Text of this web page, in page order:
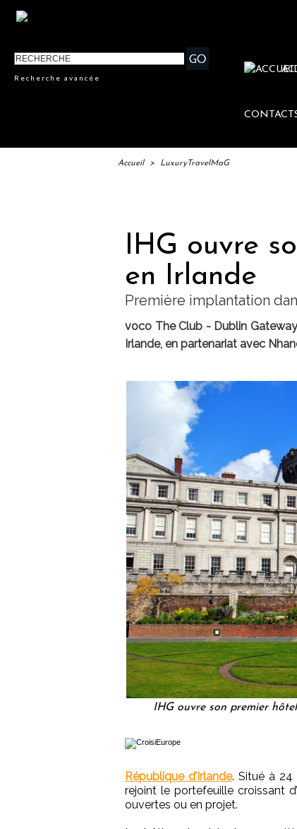
Recherche avancée
Accueil > LuxuryTravelMaG
IHG ouvre
en Irlande
Première implantation
voco The Club - Dublin
Irlande, en partenariat avec
IHG ouvre son premier
République d’Irlande. Situé à 24
rejoint le portefeuille croissant
ouvertes ou en projet.